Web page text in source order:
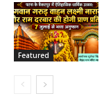
Featured